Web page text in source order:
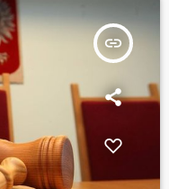
insert_link